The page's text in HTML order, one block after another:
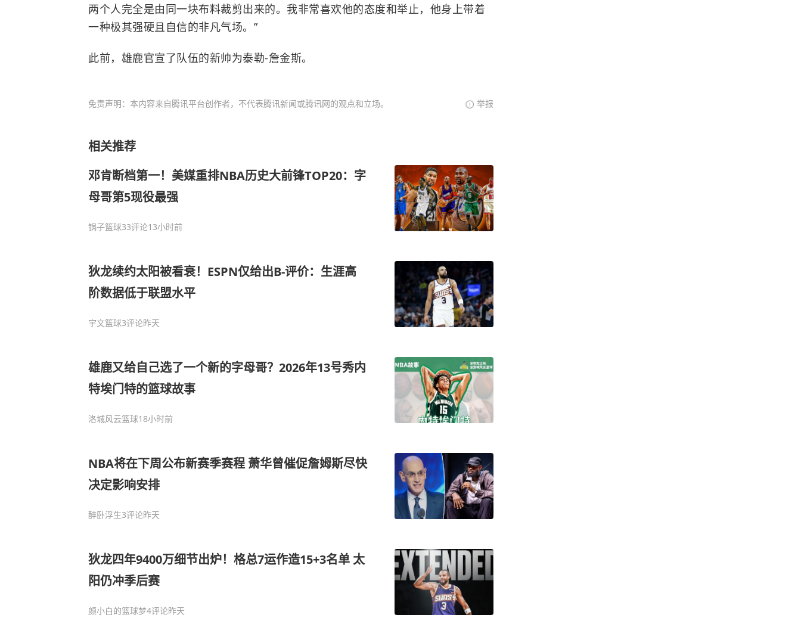
两个人完全是由同一块布料裁剪出来的。我非常喜欢他的态度和举止，他身上带着
一种极其强硬且自信的非凡气场。”
此前， 雄鹿官宣了队伍的新帅为泰勒-詹金斯。
免责声明：本内容来自腾讯平台创作者，不代表腾讯新闻或腾讯网的观点和立场。 举报
相关推荐
邓肯断档第一！美媒重排NBA历史大前锋TOP20：字
母哥第5现役最强
锅子篮球33评论13小时前
狄龙续约太阳被看衰！ESPN仅给出B-评价：生涯高
阶数据低于联盟水平
宇文篮球3评论昨天
雄鹿又给自己选了一个新的字母哥？2026年13号秀内
特埃门特的篮球故事
洛城风云篮球18小时前
NBA将在下周公布新赛季赛程 萧华曾催促詹姆斯尽快
决定影响安排
醉卧浮生3评论昨天
狄龙四年9400万细节出炉！格总7运作造15+3名单 太
阳仍冲季后赛
颜小白的篮球梦4评论昨天